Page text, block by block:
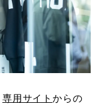
専用サイト からの